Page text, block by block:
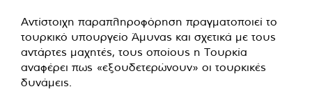
Αντίστοιχη παραπληροφόρηση πραγματοποιεί το
τουρκικό υπουργείο Άμυνας και σχετικά με τους
αντάρτες μαχητές, τους οποίους η Τουρκία
αναφέρει πως «εξουδετερώνουν» οι τουρκικές
δυνάμεις.